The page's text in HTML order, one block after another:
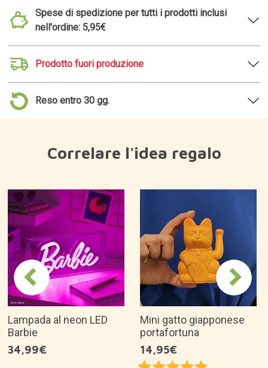
Spese di spedizione per tutti i prodotti inclusi
nell'ordine: 5,95€
Prodotto fuori produzione
Reso entro 30 gg.
Correlare l'idea regalo
Lampada al neon LED
Barbie
34,99€
Mini gatto giapponese
portafortuna
14,95€